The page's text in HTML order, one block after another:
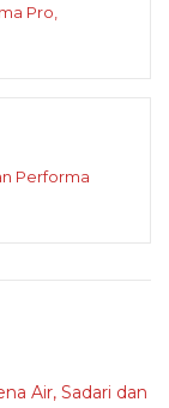
Pro,
Performa
Air, Sadari dan